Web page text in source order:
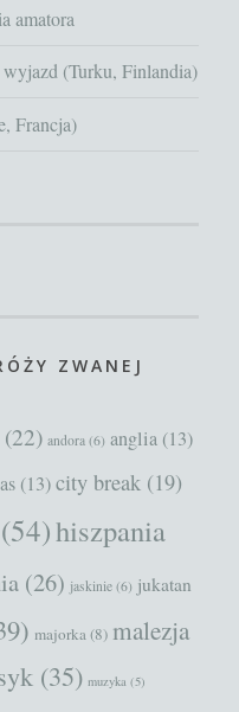
amatora
(Turku, Finlandia)
Francja)
ZWANEJ
(22) andora (6) anglia (13)
(13) city break (19)
(54)hiszpania
(26) jaskinie (6) jukatan
majorka(8) malezja
(35) muzyka (5)